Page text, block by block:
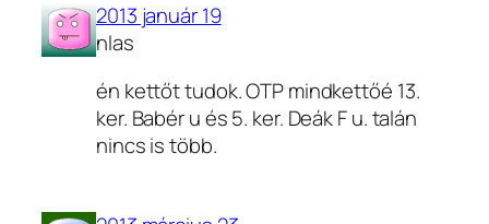
2013 január 19
nlas
én kettőt tudok. OTP mindkettőé 13.
ker. Babér u és 5. ker. Deák F u. talán
nincs is több.